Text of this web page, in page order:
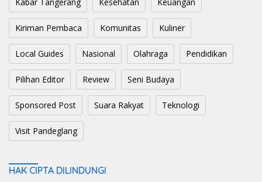
Kiriman Pembaca Komunitas Kuliner
Local Guides Nasional Olahraga Pendidikan
Pilihan Editor Review Seni Budaya
Sponsored Post Suara Rakyat Teknologi
Visit Pandeglang
HAK CIPTA DILINDUNGI